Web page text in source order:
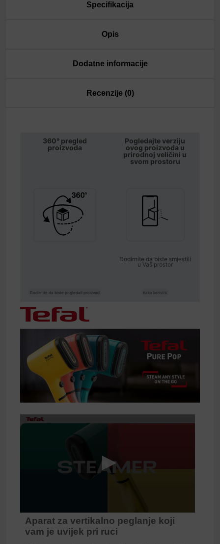
Specifikacija
Opis
Dodatne informacije
Recenzije (0)
360° pregled
proizvoda
Dodirnite da biste pogledali proizvod
Pogledajte verziju
ovog proizvoda u
prirodnoj veličini u
svom prostoru
Dodirnite da biste smjestili
u Vaš prostor
Kako koristiti
Aparat za vertikalno peglanje koji
vam je uvijek pri ruci